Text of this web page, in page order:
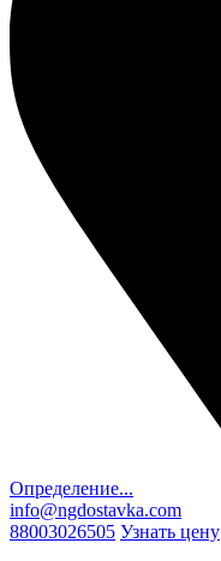
Определение...
info@ngdostavka.com
88003026505 Узнать цену